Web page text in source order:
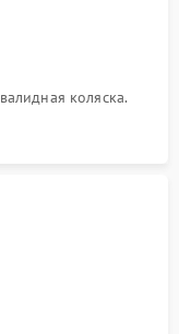
коляска.